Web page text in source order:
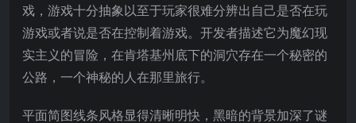
戏，游戏十分抽象以至于玩家很难分辨出自己是否在玩
游戏或者说是否在控制着游戏。开发者描述它为魔幻现
实主义的冒险，在肯塔基州底下的洞穴存在一个秘密的
公路，一个神秘的人在那里旅行。
平面简图线条风格显得清晰明快，黑暗的背景加深了谜